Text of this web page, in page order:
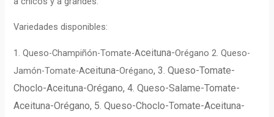
Variedades disponibles:
1. Queso-Champiñón-Tomate-Aceituna-Orégano 2. Queso-
Jamón-Tomate-Aceituna-Orégano, 3. Queso-Tomate-
Choclo-Aceituna-Orégano, 4. Queso-Salame-Tomate-
Aceituna-Orégano, 5. Queso-Choclo-Tomate-Aceituna-